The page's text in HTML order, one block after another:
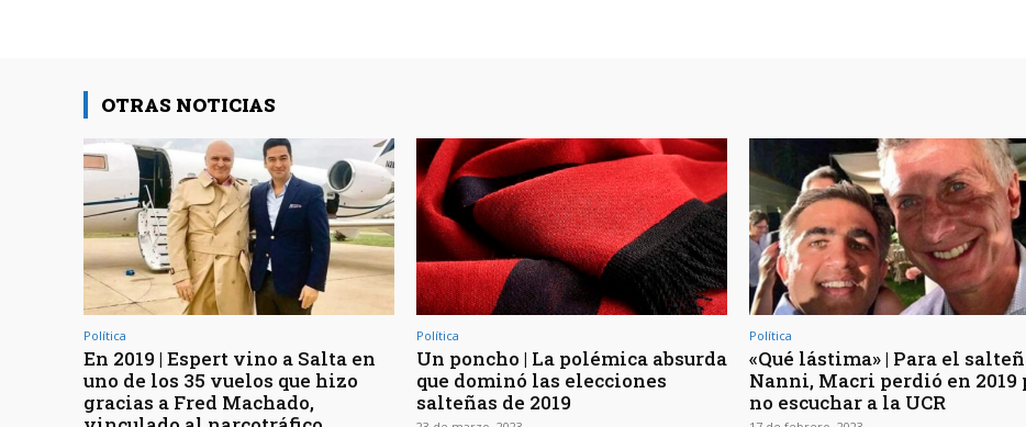
OTRAS NOTICIAS
Política
En 2019 | Espert vino a Salta en
uno de los 35 vuelos que hizo
gracias a Fred Machado,
Política
Un poncho | La polémica absurda
que dominó las elecciones
salteñas de 2019
Política
«Qué lástima» | Para el
Nanni, Macri perdió en 2019
no escuchar a la UCR